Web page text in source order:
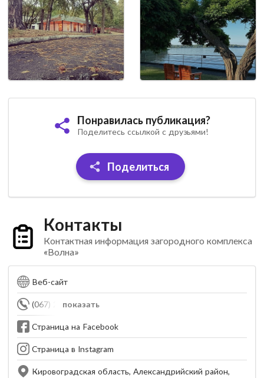
Понравилась публикация?
Поделитесь ссылкой с друзьями!
Поделиться
Контакты
Контактная информация загородного комплекса
«Волна»
Веб-сайт
показать
(067) 223-33-42
Страница на Facebook
Страница в Instagram
Кировоградская область, Александрийский район,